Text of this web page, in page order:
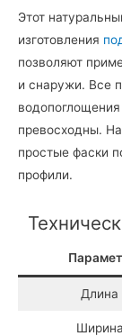
Этот
изготовления
позволяют
и снаружи. Все
превосходны.
простые фаски
профили.
Длина
Ширина